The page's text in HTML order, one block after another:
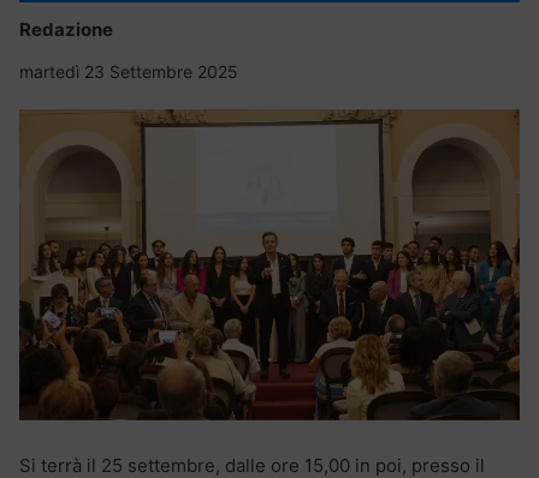
Redazione
martedì 23 Settembre 2025
Si terrà il 25 settembre, dalle ore 15,00 in poi, presso il